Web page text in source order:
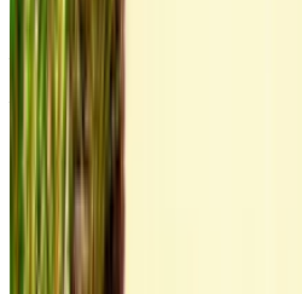
Auto's opslaan. Volg prijzen.
Account aanmaken
Compare offers from
the Marokko, filter op basis
Beperk je tot je voorkeuren: